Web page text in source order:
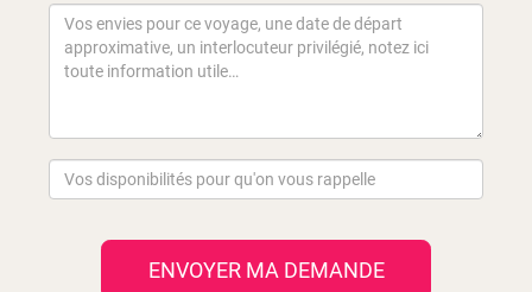
ENVOYER MA DEMANDE